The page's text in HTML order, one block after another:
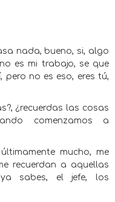
nada, bueno, si, algo
es mi trabajo, se que
pero no es eso, eres tú,
¿recuerdas las cosas
comenzamos a
mucho, me
recuerdan a aquellas
sabes, el jefe, los